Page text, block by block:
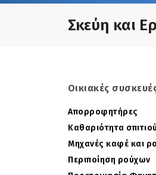
Σκεύη και
Οικιακές
Απορροφητήρες
Καθαριότητα σπιτιού
Μηχανές καφέ και
Περιποίηση ρούχων